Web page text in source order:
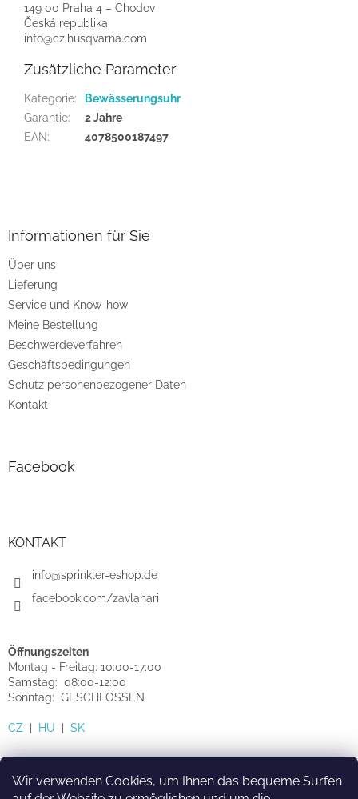
Wir verwenden Cookies, um Ihnen das bequeme Surfen
149 00 Praha 4 – Chodov
Česká republika
info@cz.husqvarna.com
Zusätzliche Parameter
Kategorie:
Bewässerungsuhr
Garantie:
2 Jahre
EAN: 4078500187497
e
Informationen für Sie
Über uns
Lieferung
Service und Know-how
Meine Bestellung
Beschwerdeverfahren
Geschäftsbedingungen
Schutz personenbezogener Daten
Kontakt
Facebook
KONTAKT
info@sprinkler-eshop.de
facebook.com/zavlahari
Öffnungszeiten
Montag - Freitag: 10:00-17:00
Samstag: 08:00-12:00
Sonntag: GESCHLOSSEN
CZ HU SK